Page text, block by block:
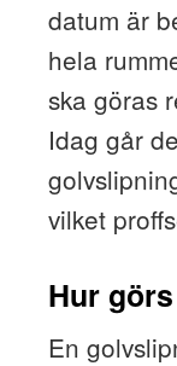
datum är
hela
ska göras
Idag går
vilket
Hur
En